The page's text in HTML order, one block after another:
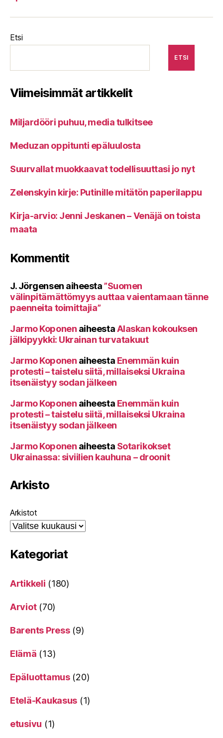
Etsi
ETSI
Viimeisimmät artikkelit
Miljardööri puhuu, media tulkitsee
Meduzan oppitunti epäluulosta
Suurvallat muokkaavat todellisuuttasi jo nyt
Zelenskyin kirje: Putinille mitätön paperilappu
Kirja-arvio: Jenni Jeskanen – Venäjä on toista
maata
Kommentit
J. Jörgensen aiheesta”Suomen
välinpitämättömyys auttaa vaientamaan tänne
paenneita toimittajia”
Jarmo Koponen aiheestaAlaskan kokouksen
jälkipyykki: Ukrainan turvatakuut
Jarmo Koponen aiheesta Enemmän kuin
protesti – taistelu siitä, millaiseksi Ukraina
itsenäistyy sodan jälkeen
Jarmo Koponen aiheesta Enemmän kuin
protesti – taistelu siitä, millaiseksi Ukraina
itsenäistyy sodan jälkeen
Jarmo Koponen aiheesta Sotarikokset
Ukrainassa: siviilien kauhuna – droonit
Arkisto
Arkistot
Kategoriat
Artikkeli (180)
Arviot(70)
Barents Press(9)
Elämä (13)
Epäluottamus(20)
Etelä-Kaukasus (1)
etusivu (1)